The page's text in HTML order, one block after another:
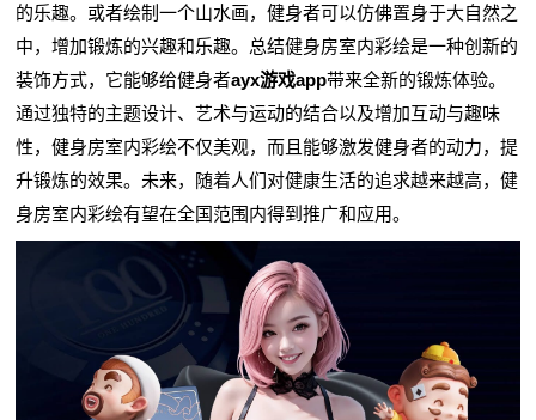
的乐趣。或者绘制一个山水画，健身者可以仿佛置身于大自然之
中，增加锻炼的兴趣和乐趣。总结健身房室内彩绘是一种创新的
装饰方式，它能够给健身者ayx游戏app带来全新的锻炼体验。
通过独特的主题设计、艺术与运动的结合以及增加互动与趣味
性，健身房室内彩绘不仅美观，而且能够激发健身者的动力，提
升锻炼的效果。未来，随着人们对健康生活的追求越来越高，健
身房室内彩绘有望在全国范围内得到推广和应用。